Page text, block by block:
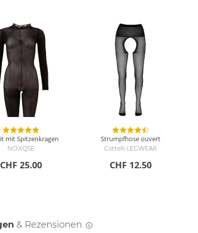
mit Spitzenkragen
NO:XQSE
CHF 25.00
Strumpfhose ouvert
Cottelli LEGWEAR
CHF 12.50
& Rezensionen